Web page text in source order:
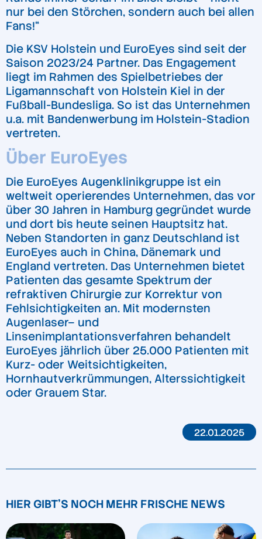
nur bei den Störchen, sondern auch bei allen
Fans!“
Die KSV Holstein und EuroEyes sind seit der
Saison 2023/24 Partner. Das Engagement
liegt im Rahmen des Spielbetriebes der
Ligamannschaft von Holstein Kiel in der
Fußball-Bundesliga. So ist das Unternehmen
u.a. mit Bandenwerbung im Holstein-Stadion
vertreten.
Über EuroEyes
Die EuroEyes Augenklinikgruppe ist ein
weltweit operierendes Unternehmen, das vor
über 30 Jahren in Hamburg gegründet wurde
und dort bis heute seinen Hauptsitz hat.
Neben Standorten in ganz Deutschland ist
EuroEyes auch in China, Dänemark und
England vertreten. Das Unternehmen bietet
Patienten das gesamte Spektrum der
refraktiven Chirurgie zur Korrektur von
Fehlsichtigkeiten an. Mit modernsten
Augenlaser– und
Linsenimplantationsverfahren behandelt
EuroEyes jährlich über 25.000 Patienten mit
Kurz- oder Weitsichtigkeiten,
Hornhautverkrümmungen, Alterssichtigkeit
oder Grauem Star.
22.01.2025
HIER GIBT'S NOCH MEHR FRISCHE NEWS